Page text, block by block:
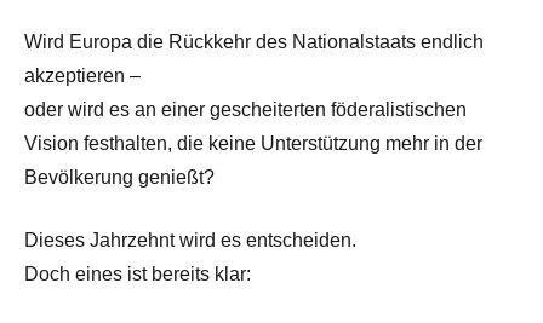
Wird Europa die Rückkehr des Nationalstaats endlich
akzeptieren –
oder wird es an einer gescheiterten föderalistischen
Vision festhalten, die keine Unterstützung mehr in der
Bevölkerung genießt?
Dieses Jahrzehnt wird es entscheiden.
Doch eines ist bereits klar: